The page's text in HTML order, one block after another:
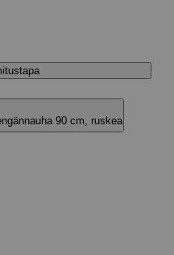
90 cm, ruskea